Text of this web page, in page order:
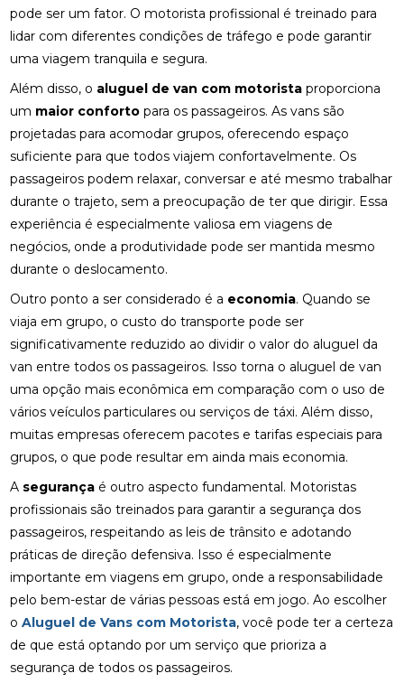
pode ser um fator. O motorista profissional é treinado para
lidar com diferentes condições de tráfego e pode garantir
uma viagem tranquila e segura.
Além disso, o aluguel de van com motorista proporciona
um maior conforto para os passageiros. As vans são
projetadas para acomodar grupos, oferecendo espaço
suficiente para que todos viajem confortavelmente. Os
passageiros podem relaxar, conversar e até mesmo trabalhar
durante o trajeto, sem a preocupação de ter que dirigir. Essa
experiência é especialmente valiosa em viagens de
negócios, onde a produtividade pode ser mantida mesmo
durante o deslocamento.
Outro ponto a ser considerado é a economia. Quando se
viaja em grupo, o custo do transporte pode ser
significativamente reduzido ao dividir o valor do aluguel da
van entre todos os passageiros. Isso torna o aluguel de van
uma opção mais econômica em comparação com o uso de
vários veículos particulares ou serviços de táxi. Além disso,
muitas empresas oferecem pacotes e tarifas especiais para
grupos, o que pode resultar em ainda mais economia.
A segurança é outro aspecto fundamental. Motoristas
profissionais são treinados para garantir a segurança dos
passageiros, respeitando as leis de trânsito e adotando
práticas de direção defensiva. Isso é especialmente
importante em viagens em grupo, onde a responsabilidade
pelo bem-estar de várias pessoas está em jogo. Ao escolher
oAluguel de Vans com Motorista, você pode ter a certeza
de que está optando por um serviço que prioriza a
segurança de todos os passageiros.